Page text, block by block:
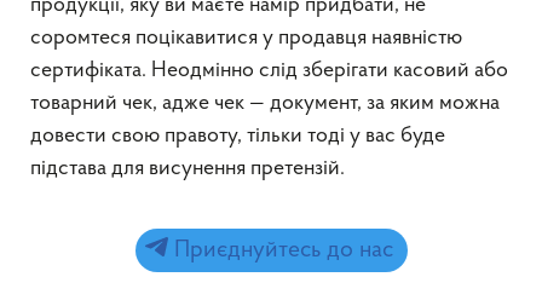
продукції, яку ви маєте намір придбати, не
соромтеся поцікавитися у продавця наявністю
сертифіката. Неодмінно слід зберігати касовий або
товарний чек, адже чек — документ, за яким можна
довести свою правоту, тільки тоді у вас буде
підстава для висунення претензій.
Приєднуйтесь до нас